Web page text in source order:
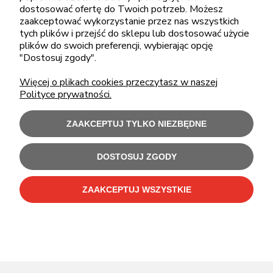
ZAKUPY
POMOC
MOJE KONTO
INFORMACJE
Użytkowanie sklepu oznacza zgodę na wykorzystywanie plików cookies.
dostosować ofertę do Twoich potrzeb. Możesz
zaakceptować wykorzystanie przez nas wszystkich
tych plików i przejść do sklepu lub dostosować użycie
plików do swoich preferencji, wybierając opcję
"Dostosuj zgody".
Więcej o plikach cookies przeczytasz w naszej
Polityce prywatności.
ZAAKCEPTUJ TYLKO NIEZBĘDNE
DOSTOSUJ ZGODY
ZAAKCEPTUJ WSZYSTKIE